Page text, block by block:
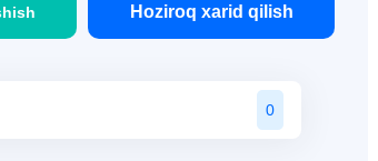
Hoziroq xarid qilish
0